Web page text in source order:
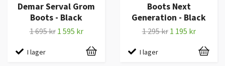
Demar Serval Grom
Boots - Black
1 695 kr 1 595 kr
I lager
Boots Next
Generation - Black
1 295 kr 1 195 kr
I lager